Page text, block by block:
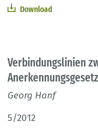
Download
Verbindungslinien
Anerkennungsgesetz
Georg Hanf
5/2012